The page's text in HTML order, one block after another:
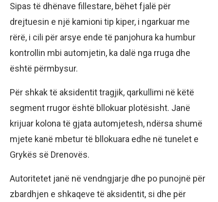
Sipas të dhënave fillestare, bëhet fjalë për
drejtuesin e një kamioni tip kiper, i ngarkuar me
rërë, i cili për arsye ende të panjohura ka humbur
kontrollin mbi automjetin, ka dalë nga rruga dhe
është përmbysur.
Për shkak të aksidentit tragjik, qarkullimi në këtë
segment rrugor është bllokuar plotësisht. Janë
krijuar kolona të gjata automjetesh, ndërsa shumë
mjete kanë mbetur të bllokuara edhe në tunelet e
Grykës së Drenovës.
Autoritetet janë në vendngjarje dhe po punojnë për
zbardhjen e shkaqeve të aksidentit, si dhe për